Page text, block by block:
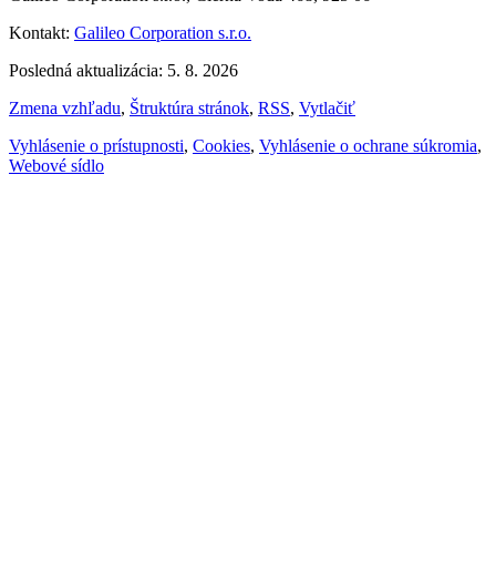
Kontakt: Galileo Corporation s.r.o.
Posledná aktualizácia: 5. 8. 2026
Zmena vzhľadu, Štruktúra stránok, RSS, Vytlačiť
Vyhlásenie o prístupnosti, Cookies, Vyhlásenie o ochrane súkromia,
Webové sídlo